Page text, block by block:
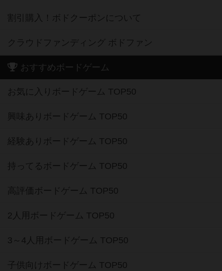
割引購入！ボドクーポンについて
クラウドファンディング ボドファン
おすすめボードゲーム
お気に入りボードゲーム TOP50
興味ありボードゲーム TOP50
経験ありボードゲーム TOP50
持ってるボードゲーム TOP50
高評価ボードゲーム TOP50
2人用ボードゲーム TOP50
3～4人用ボードゲーム TOP50
子供向けボードゲーム TOP50